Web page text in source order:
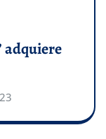
adquiere